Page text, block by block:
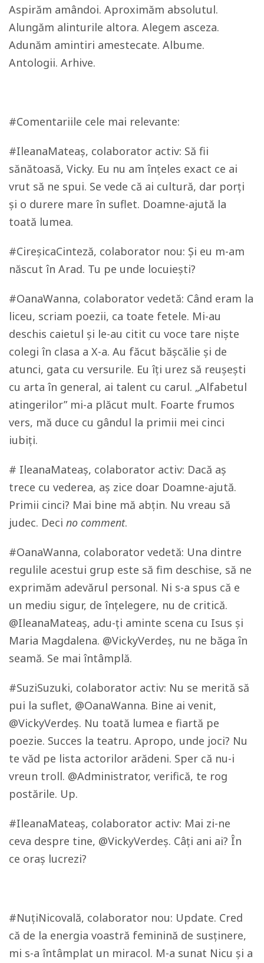
Aspirăm amândoi. Aproximăm absolutul.
Alungăm alinturile altora. Alegem asceza.
Adunăm amintiri amestecate. Albume.
Antologii. Arhive.
#Comentariile cele mai relevante:
#IleanaMateaș, colaborator activ: Să fii
sănătoasă, Vicky. Eu nu am înțeles exact ce ai
vrut să ne spui. Se vede că ai cultură, dar porți
și o durere mare în suflet. Doamne-ajută la
toată lumea.
#CireșicaCinteză, colaborator nou: Și eu m-am
născut în Arad. Tu pe unde locuiești?
#OanaWanna, colaborator vedetă: Când eram la
liceu, scriam poezii, ca toate fetele. Mi-au
deschis caietul și le-au citit cu voce tare niște
colegi în clasa a X-a. Au făcut bășcălie și de
atunci, gata cu versurile. Eu îți urez să reușești
cu arta în general, ai talent cu carul. „Alfabetul
atingerilor” mi-a plăcut mult. Foarte frumos
vers, mă duce cu gândul la primii mei cinci
iubiți.
# IleanaMateaș, colaborator activ: Dacă aș
trece cu vederea, aș zice doar Doamne-ajută.
Primii cinci? Mai bine mă abțin. Nu vreau să
judec. Deci no comment.
#OanaWanna, colaborator vedetă: Una dintre
regulile acestui grup este să fim deschise, să ne
exprimăm adevărul personal. Ni s-a spus că e
un mediu sigur, de înțelegere, nu de critică.
@IleanaMateaș, adu-ți aminte scena cu Isus și
Maria Magdalena. @VickyVerdeș, nu ne băga în
seamă. Se mai întâmplă.
#SuziSuzuki, colaborator activ: Nu se merită să
pui la suflet, @OanaWanna. Bine ai venit,
@VickyVerdeș. Nu toată lumea e fiartă pe
poezie. Succes la teatru. Apropo, unde joci? Nu
te văd pe lista actorilor arădeni. Sper că nu-i
vreun troll. @Administrator, verifică, te rog
postările. Up.
#IleanaMateaș, colaborator activ: Mai zi-ne
ceva despre tine, @VickyVerdeș. Câți ani ai? În
ce oraș lucrezi?
#NuțiNicovală, colaborator nou: Update. Cred
că de la energia voastră feminină de susținere,
mi s-a întâmplat un miracol. M-a sunat Nicu și a